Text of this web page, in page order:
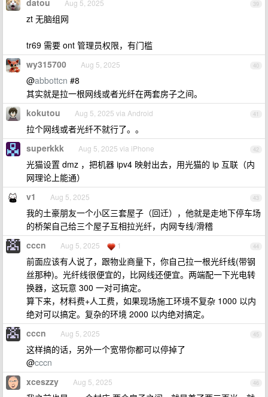
39
datou Aug 5, 2025
zt 无脑组网
tr69 需要 ont 管理员权限，有门槛
40
wy315700 Aug 5, 2025
@abbottcn #8
其实就是拉一根网线或者光纤在两套房子之间。
41
kokutou Aug 5, 2025 via Android
拉个网线或者光纤不就行了。。
42
superkkk Aug 5, 2025 via iPhone
光猫设置 dmz ，把机器 ipv4 映射出去，用光猫的 ip 互联（内
网理论上能通）
43
v1 Aug 5, 2025
我的土豪朋友一个小区三套屋子（回迁），他就是走地下停车场
的桥架自己给三个屋子互相拉光纤，内网专线/滑稽
44
cccn Aug 5, 2025 1
前面应该有人说了，跟物业商量下，你自己拉一根光纤线(带钢
丝那种)。光纤线很便宜的，比网线还便宜。两端配一下光电转
换器，这玩意 300 一对可搞定。
算下来，材料费+人工费，如果现场施工环境不复杂 1000 以内
绝对可以搞定。复杂的环境 2000 以内绝对搞定。
45
cccn Aug 5, 2025
这样搞的话，另外一个宽带你都可以停掉了
@cccn
46
xceszzy Aug 5, 2025